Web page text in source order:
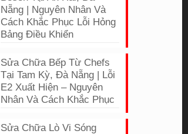
Nẵng | Nguyên Nhân Và
Cách Khắc Phục Lỗi Hỏng
Bảng Điều Khiển
Sửa Chữa Bếp Từ Chefs
Tại Tam Kỳ, Đà Nẵng | Lỗi
E2 Xuất Hiện – Nguyên
Nhân Và Cách Khắc Phục
Sửa Chữa Lò Vi Sóng